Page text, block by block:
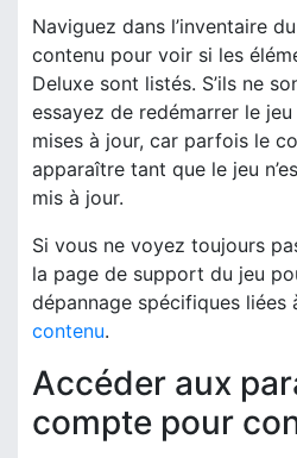
Naviguez dans l’inventaire
contenu pour voir si les
Deluxe sont listés. S’ils ne
essayez de redémarrer le
mises à jour, car parfois le
apparaître tant que le jeu
mis à jour.
Si vous ne voyez toujours
la page de support du jeu
dépannage spécifiques liées
contenu.
Accéder aux
compte pour